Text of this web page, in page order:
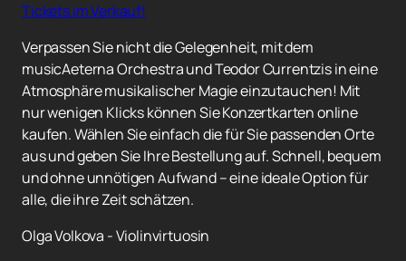
Tickets im Verkauf!
Verpassen Sie nicht die Gelegenheit, mit dem
musicAeterna Orchestra und Teodor Currentzis in eine
Atmosphäre musikalischer Magie einzutauchen! Mit
nur wenigen Klicks können Sie Konzertkarten online
kaufen. Wählen Sie einfach die für Sie passenden Orte
aus und geben Sie Ihre Bestellung auf. Schnell, bequem
und ohne unnötigen Aufwand – eine ideale Option für
alle, die ihre Zeit schätzen.
Olga Volkova - Violinvirtuosin